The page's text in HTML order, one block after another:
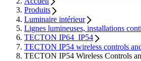
Produits
Luminaire intérieur
Lignes lumineuses, installations
TECTON IP64_IP54
TECTON IP54 wireless controls
TECTON IP54 Wireless Controls